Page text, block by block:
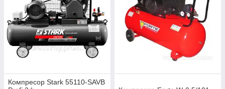
Компресор Stark 55110-SAVB